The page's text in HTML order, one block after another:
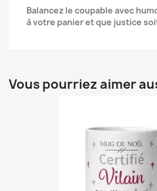
Balancez le coupable avec
à votre panier et que justice
Vous pourriez aimer